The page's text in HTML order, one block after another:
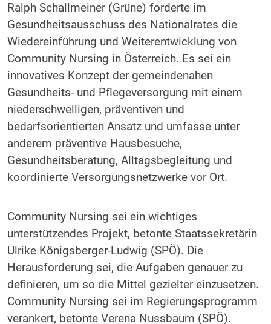
Ralph Schallmeiner (Grüne) forderte im
Gesundheitsausschuss des Nationalrates die
Wiedereinführung und Weiterentwicklung von
Community Nursing in Österreich. Es sei ein
innovatives Konzept der gemeindenahen
Gesundheits- und Pflegeversorgung mit einem
niederschwelligen, präventiven und
bedarfsorientierten Ansatz und umfasse unter
anderem präventive Hausbesuche,
Gesundheitsberatung, Alltagsbegleitung und
koordinierte Versorgungsnetzwerke vor Ort.
Community Nursing sei ein wichtiges
unterstützendes Projekt, betonte Staatssekretärin
Ulrike Königsberger-Ludwig (SPÖ). Die
Herausforderung sei, die Aufgaben genauer zu
definieren, um so die Mittel gezielter einzusetzen.
Community Nursing sei im Regierungsprogramm
verankert, betonte Verena Nussbaum (SPÖ).